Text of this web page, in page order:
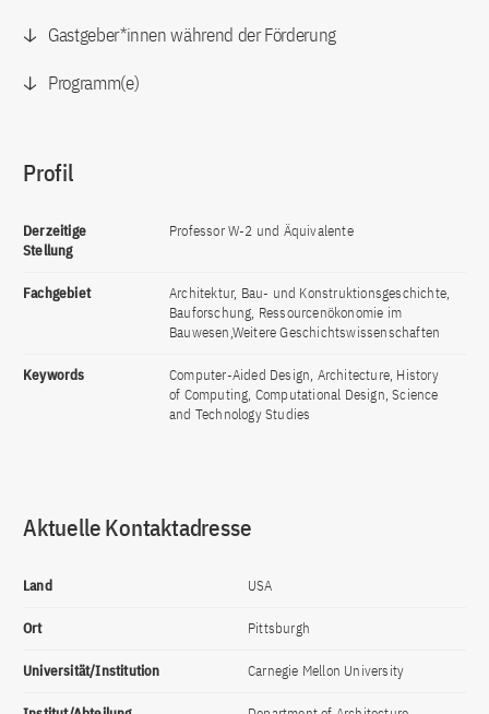
Gastgeber*innen während der Förderung
Programm(e)
Profil
Derzeitige
Stellung
Professor W-2 und Äquivalente
Fachgebiet
Architektur, Bau- und Konstruktionsgeschichte,
Bauforschung, Ressourcenökonomie im
Bauwesen,Weitere Geschichtswissenschaften
Keywords
Computer-Aided Design, Architecture, History
of Computing, Computational Design, Science
and Technology Studies
Aktuelle Kontaktadresse
Land USA
Ort Pittsburgh
Universität/Institution Carnegie Mellon University